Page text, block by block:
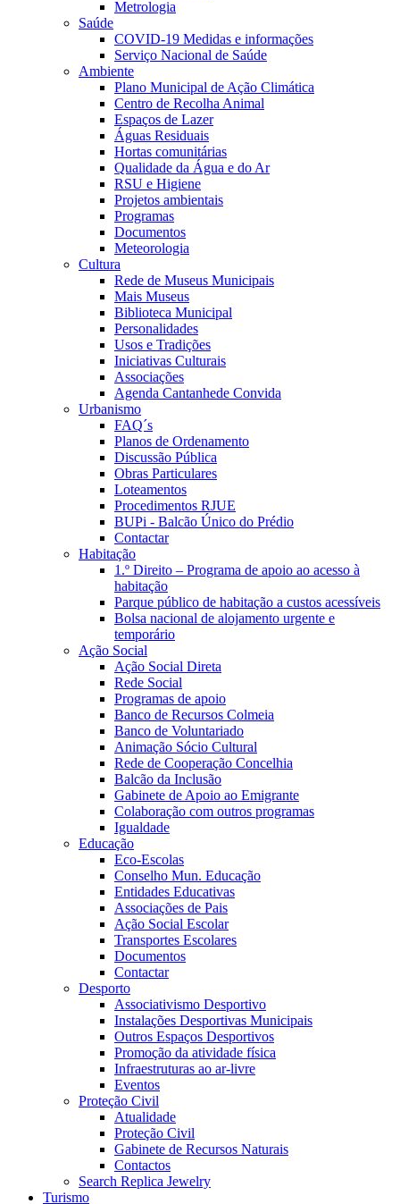
Metrologia
Saúde
COVID-19 Medidas e informações
Serviço Nacional de Saúde
Ambiente
Plano Municipal de Ação Climática
Centro de Recolha Animal
Espaços de Lazer
Águas Residuais
Hortas comunitárias
Qualidade da Água e do Ar
RSU e Higiene
Projetos ambientais
Programas
Documentos
Meteorologia
Cultura
Rede de Museus Municipais
Mais Museus
Biblioteca Municipal
Personalidades
Usos e Tradições
Iniciativas Culturais
Associações
Agenda Cantanhede Convida
Urbanismo
FAQ´s
Planos de Ordenamento
Discussão Pública
Obras Particulares
Loteamentos
Procedimentos RJUE
BUPi - Balcão Único do Prédio
Contactar
Habitação
1.º Direito – Programa de apoio ao acesso à
habitação
Parque público de habitação a custos acessíveis
Bolsa nacional de alojamento urgente e
temporário
Ação Social
Ação Social Direta
Rede Social
Programas de apoio
Banco de Recursos Colmeia
Banco de Voluntariado
Animação Sócio Cultural
Rede de Cooperação Concelhia
Balcão da Inclusão
Gabinete de Apoio ao Emigrante
Colaboração com outros programas
Igualdade
Educação
Eco-Escolas
Conselho Mun. Educação
Entidades Educativas
Associações de Pais
Ação Social Escolar
Transportes Escolares
Documentos
Contactar
Desporto
Associativismo Desportivo
Instalações Desportivas Municipais
Outros Espaços Desportivos
Promoção da atividade física
Infraestruturas ao ar-livre
Eventos
Proteção Civil
Atualidade
Proteção Civil
Gabinete de Recursos Naturais
Contactos
Search Replica Jewelry
Turismo